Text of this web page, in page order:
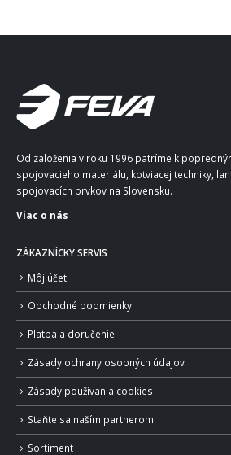
Od založenia v roku 1996 patríme k
spojovacieho materiálu, kotviacej techniky,
spojovacích prvkov na Slovensku.
Viac o nás
ZÁKAZNÍCKY SERVIS
Môj účet
Obchodné podmienky
Platba a doručenie
Zásady ochrany osobných údajov
Zásady používania cookies
Staňte sa naším partnerom
Sortiment